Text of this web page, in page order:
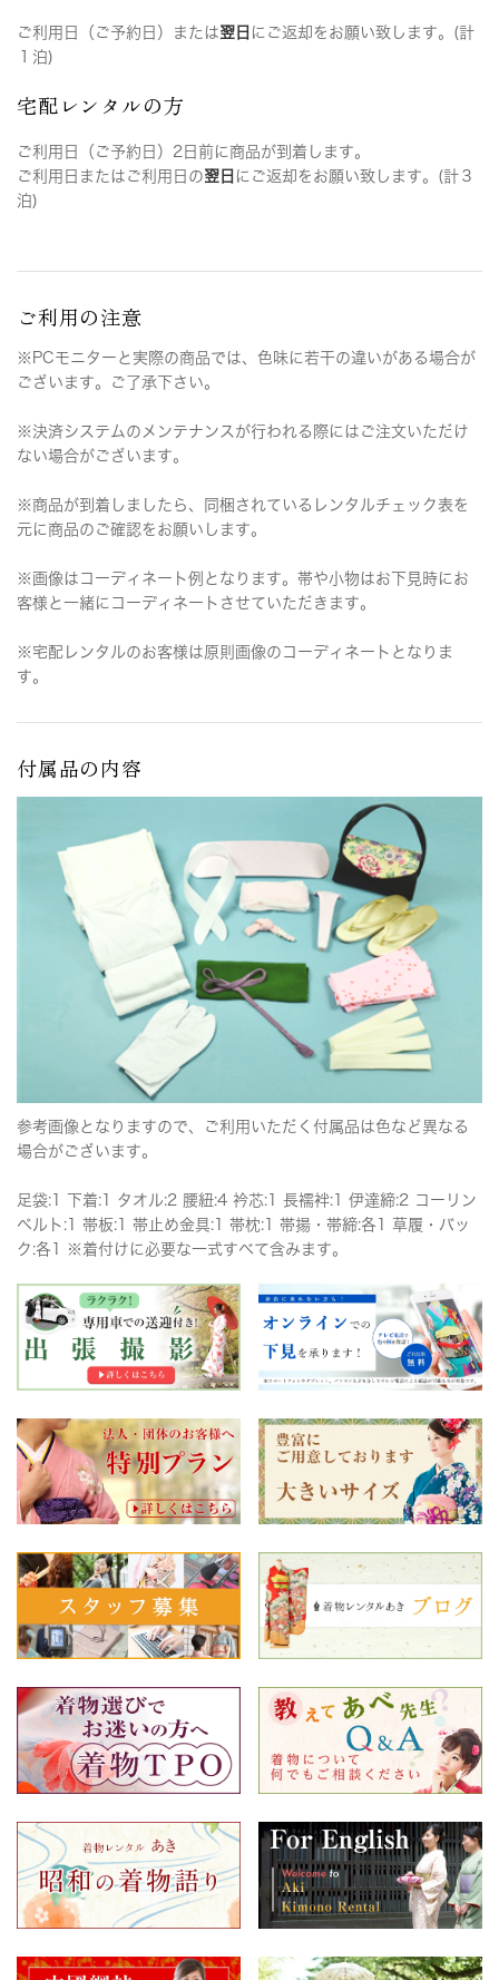
ご利用日（ご予約日）または翌日 にご返却をお願い致します。(計
１泊)
宅配レンタルの方
ご利用日（ご予約日）2日前に商品が到着します。
ご利用日またはご利用日の翌日 にご返却をお願い致します。(計３
泊)
ご利用の注意
※PCモニターと実際の商品では、色味に若干の違いがある場合が
ございます。ご了承下さい。
※決済システムのメンテナンスが行われる際にはご注文いただけ
ない場合がございます。
※商品が到着しましたら、同梱されているレンタルチェック表を
元に商品のご確認をお願いします。
※画像はコーディネート例となります。帯や小物はお下見時にお
客様と一緒にコーディネートさせていただきます。
※宅配レンタルのお客様は原則画像のコーディネートとなりま
す。
付属品の内容
参考画像となりますので、ご利用いただく付属品は色など異なる
場合がございます。
足袋:1 下着:1 タオル:2 腰紐:4 衿芯:1 長襦袢:1 伊達締:2 コーリン
ベルト:1 帯板:1 帯止め金具:1 帯枕:1 帯揚・帯締:各1 草履・バッ
ク:各1 ※着付けに必要な一式すべて含みます。